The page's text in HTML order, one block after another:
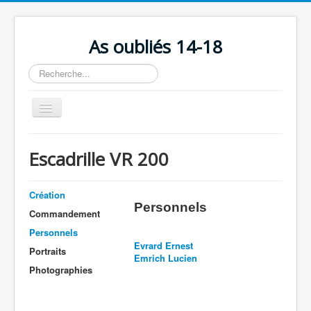
As oubliés 14-18
Rechercher
Basculer
la
Chronologie
Escadrilles
Organisation
Avions
Escadrille VR 200
Création
Commandement
Personnels
Portraits
Photographies
Personnels
Evrard Ernest
Emrich Lucien